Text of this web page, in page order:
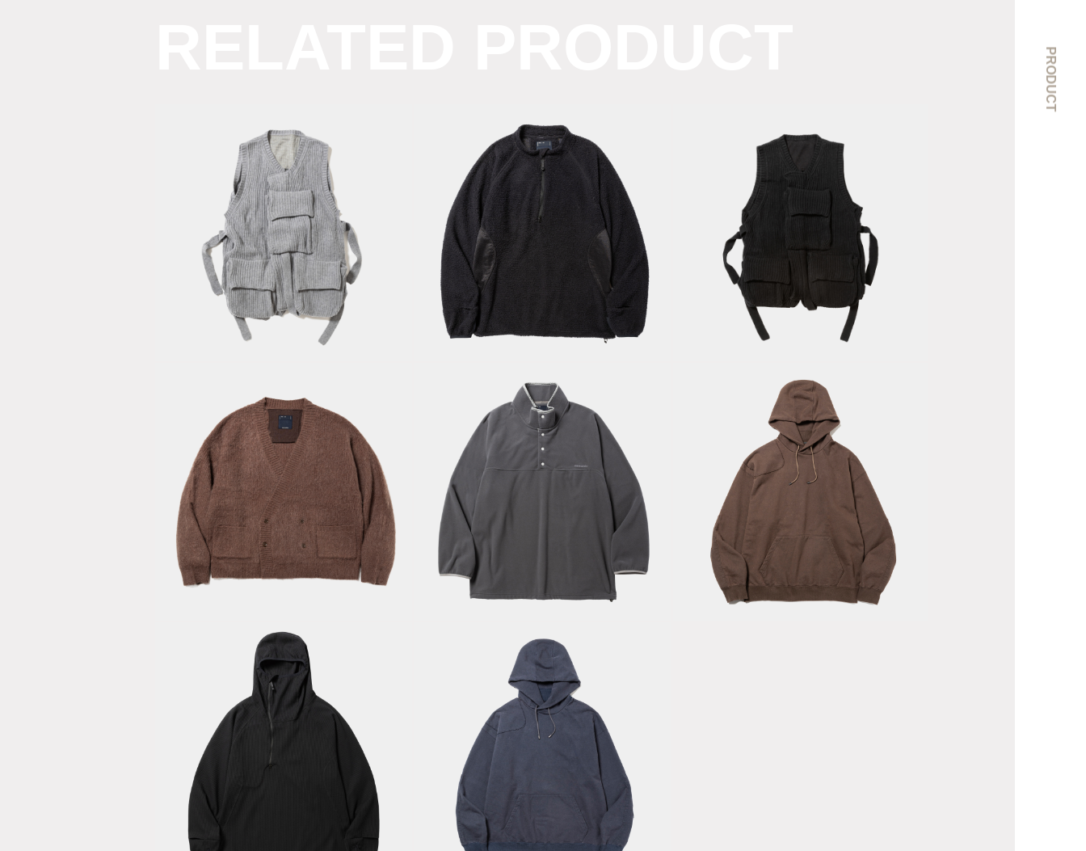
Body Armor
Knit Vest/Grey
PrimaLoft®
Active Half-zip
Base
Layer/Off
Black
Body Armor
Knit Vest/Off
Black
Mohair Double
Knit
Cardigan/Brown
Polartec®
Wind Pro P/O
JKT/Grey
Fade Pad
Hoodie/Charcoal
SOLOTEX
Waffle
Balaclava
Hoodie/Off
Fade Pad
PRODUCT